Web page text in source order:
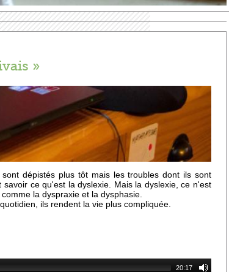
»
dépistés plus tôt mais les troubles dont ils sont
ce qu'est la dyslexie. Mais la dyslexie, ce n'est
la dyspraxie et la dysphasie.
ils rendent la vie plus compliquée.
20:17